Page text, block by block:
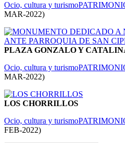
Ocio, cultura y turismo
MAR-2022)
PLAZA GONZALO Y
Ocio, cultura y turismo
MAR-2022)
LOS CHORRILLOS
Ocio, cultura y turismo
FEB-2022)